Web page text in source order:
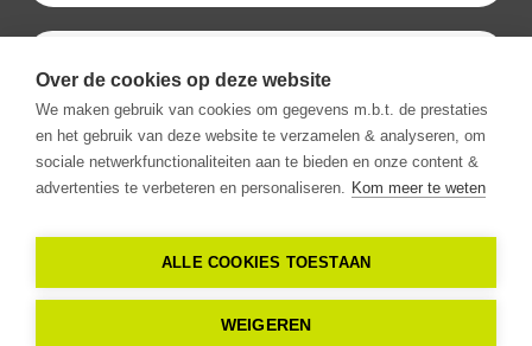
Je kan onzeprivacyverklaringraadplegen en je kan je ook
altijd uitschrijven voor onze nieuwsbrieven.
Ik ga akkoord met het ontvangen van communicatie van
Vestio.*
Vestio. Alle rechten
Over de cookies op deze website
We maken gebruik van cookies om gegevens m.b.t. de prestaties
en het gebruik van deze website te verzamelen & analyseren, om
sociale netwerkfunctionaliteiten aan te bieden en onze content &
advertenties te verbeteren en personaliseren. Kom meer te weten
ALLE COOKIES TOESTAAN
WEIGEREN